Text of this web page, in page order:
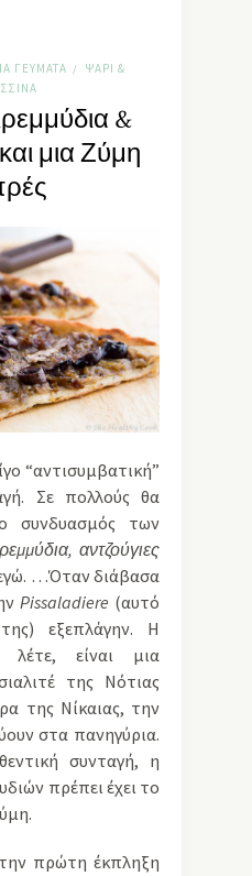
ΓΕΎΜΑΤΑ /
ΨΆΡΙ &
&
μια Ζύμη
“αντισυμβατική”
Σε πολλούς θα
συνδυασμός των
αντζούγιες
…Όταν διάβασα
Pissaladiere (αυτό
εξεπλάγην. Η
λέτε, είναι μια
της Νότιας
της Νίκαιας, την
στα πανηγύρια.
συνταγή, η
πρέπει έχει το
πρώτη έκπληξη